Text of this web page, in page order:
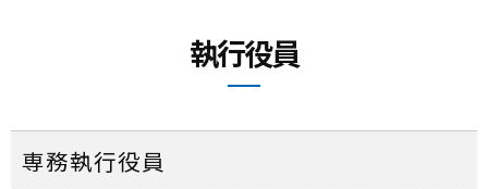
執行役員
専務執行役員